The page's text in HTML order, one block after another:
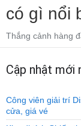
có gì nổi
Thắng cảnh hàng
Cập nhật mới
Công viên giải trí
cửa, giá vé